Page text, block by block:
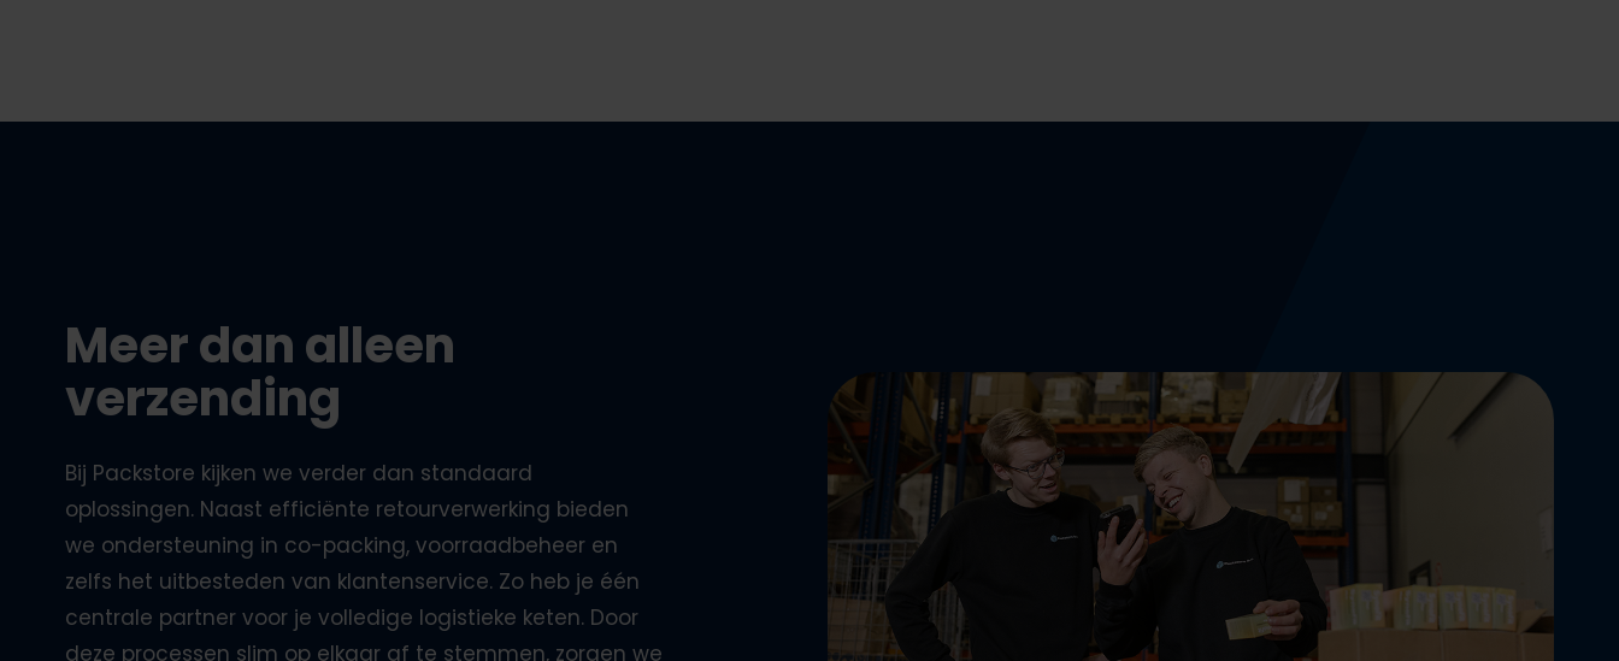
Meer dan alleen
verzending
Bij Packstore kijken we verder dan standaard
oplossingen. Naast efficiënte retourverwerking bieden
we ondersteuning in co-packing, voorraadbeheeren
zelfs het uitbesteden van klantenservice. Zo heb je één
centrale partner voor je volledige logistieke keten. Door
deze processen slim op elkaar af te stemmen, zorgen we